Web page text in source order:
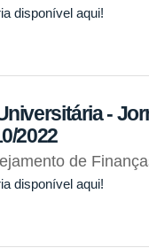
disponível aqui!
-
2022
de
disponível aqui!